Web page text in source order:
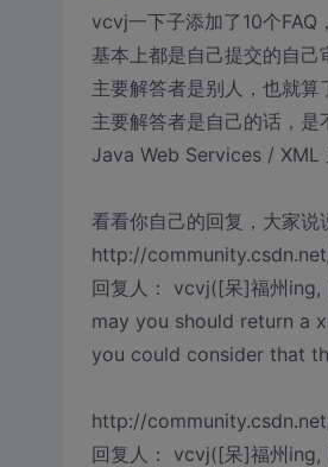
vcvj一下子添加了10个FAQ
基本上都是自己提交的自己
主要解答者是别人，也就算
主要解答者是自己的话，是
Java Web Services / XML
看看你自己的回复，大家说
http://
回复人： vcvj([呆]福州
may you should return a
you could consider that
http://
回复人： vcvj([呆]福州